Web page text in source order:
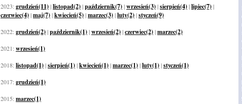
2023:grudzień(11)|listopad(2)|październik(7)|wrzesień(3)|sierpień(4)|lipiec(7)|
czerwiec(4)|maj(7)|kwiecień(5)|marzec(3)|luty(2)|styczeń(9)
2022:grudzień(2)|październik(1)|wrzesień(2)|czerwiec(2)|marzec(2)
2021:wrzesień(1)
2018:listopad(1)|sierpień(1)|kwiecień(1)|marzec(1)|luty(1)|styczeń(1)
2017:grudzień(1)
2015:marzec(1)